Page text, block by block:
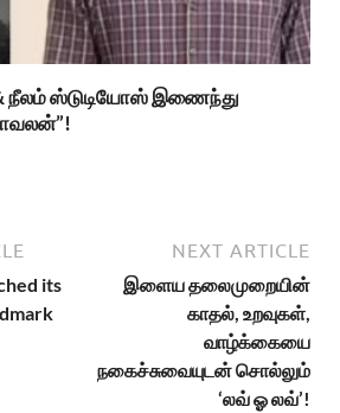
நீலம் ஸ்டுடியோஸ் இணைந்து
its
NEXT ARTICLE
இளைய தலைமுறையின்
காதல், உறவுகள்,
வாழ்க்கையை
நகைச்சுவையுடன் சொல்லும்
‘லவ் ஓ லவ்’!